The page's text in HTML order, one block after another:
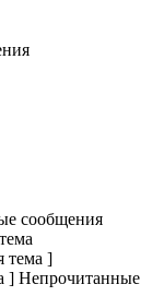
сообщения
тема ]
] Непрочитанные